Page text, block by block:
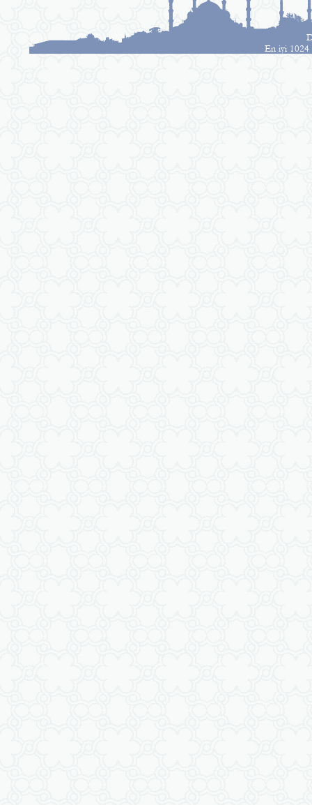
En iyi 1024